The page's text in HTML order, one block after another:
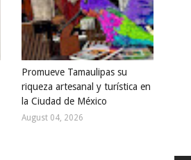
Promueve Tamaulipas su
riqueza artesanal y turística en
la Ciudad de México
August 04, 2026